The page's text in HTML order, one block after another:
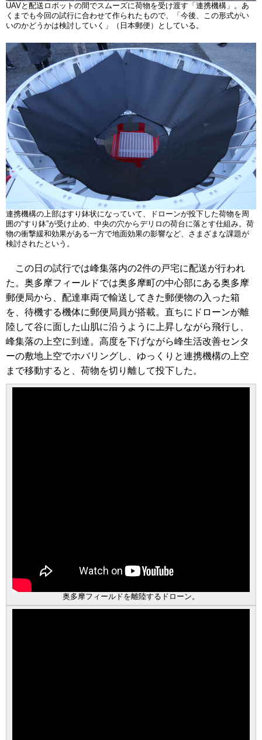
UAVと配送ロボットの間でスムーズに荷物を受け渡す「連携機構」。あ
くまでも今回の試行に合わせて作られたもので、「今後、この形式がい
いのかどうかは検討していく」（日本郵便）としている。
連携機構の上部はすり鉢状になっていて、ドローンが投下した荷物を周
囲の“すり鉢”が受け止め、中央の穴からデリロの荷台に落とす仕組み。荷
物の衝撃緩和効果がある一方で地面効果の影響など、さまざまな課題が
検討されたという。
この日の試行では峰集落内の2件の戸宅に配送が行われ
た。奥多摩フィールドでは奥多摩町の中心部にある奥多摩
郵便局から、配達車両で輸送してきた郵便物の入った箱
を、待機する機体に郵便局員が搭載。直ちにドローンが離
陸して谷に面した山肌に沿うように上昇しながら飛行し、
峰集落の上空に到達。高度を下げながら峰生活改善センタ
ーの敷地上空でホバリングし、ゆっくりと連携機構の上空
まで移動すると、荷物を切り離して投下した。
奥多摩フィールドを離陸するドローン。